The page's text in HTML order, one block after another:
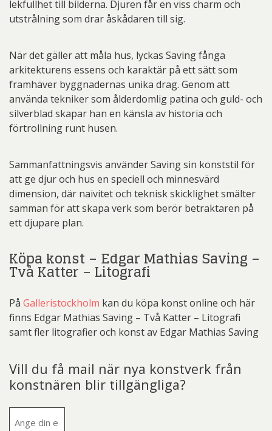
lekfullhet till bilderna. Djuren får en viss charm och
utstrålning som drar åskådaren till sig.
När det gäller att måla hus, lyckas Saving fånga
arkitekturens essens och karaktär på ett sätt som
framhäver byggnadernas unika drag. Genom att
använda tekniker som ålderdomlig patina och guld- och
silverblad skapar han en känsla av historia och
förtrollning runt husen.
Sammanfattningsvis använder Saving sin konststil för
att ge djur och hus en speciell och minnesvärd
dimension, där naivitet och teknisk skicklighet smälter
samman för att skapa verk som berör betraktaren på
ett djupare plan.
Köpa konst – Edgar Mathias Saving –
Två Katter – Litografi
På Galleristockholm kan du köpa konst online och här
finns Edgar Mathias Saving – Två Katter – Litografi
samt fler litografier och konst av Edgar Mathias Saving
Vill du få mail när nya konstverk från
konstnären blir tillgängliga?